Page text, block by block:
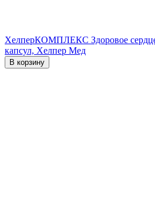
ХелперКОМПЛЕКС Здоровое
капсул, Хелпер Мед
В корзину